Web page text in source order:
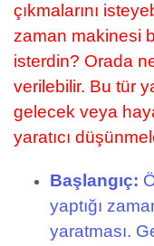
çıkmalarını
zaman makinesi
isterdin? Orada
verilebilir. Bu tür
gelecek veya
yaratıcı
Başlangıç:
yaptığı
yaratması.